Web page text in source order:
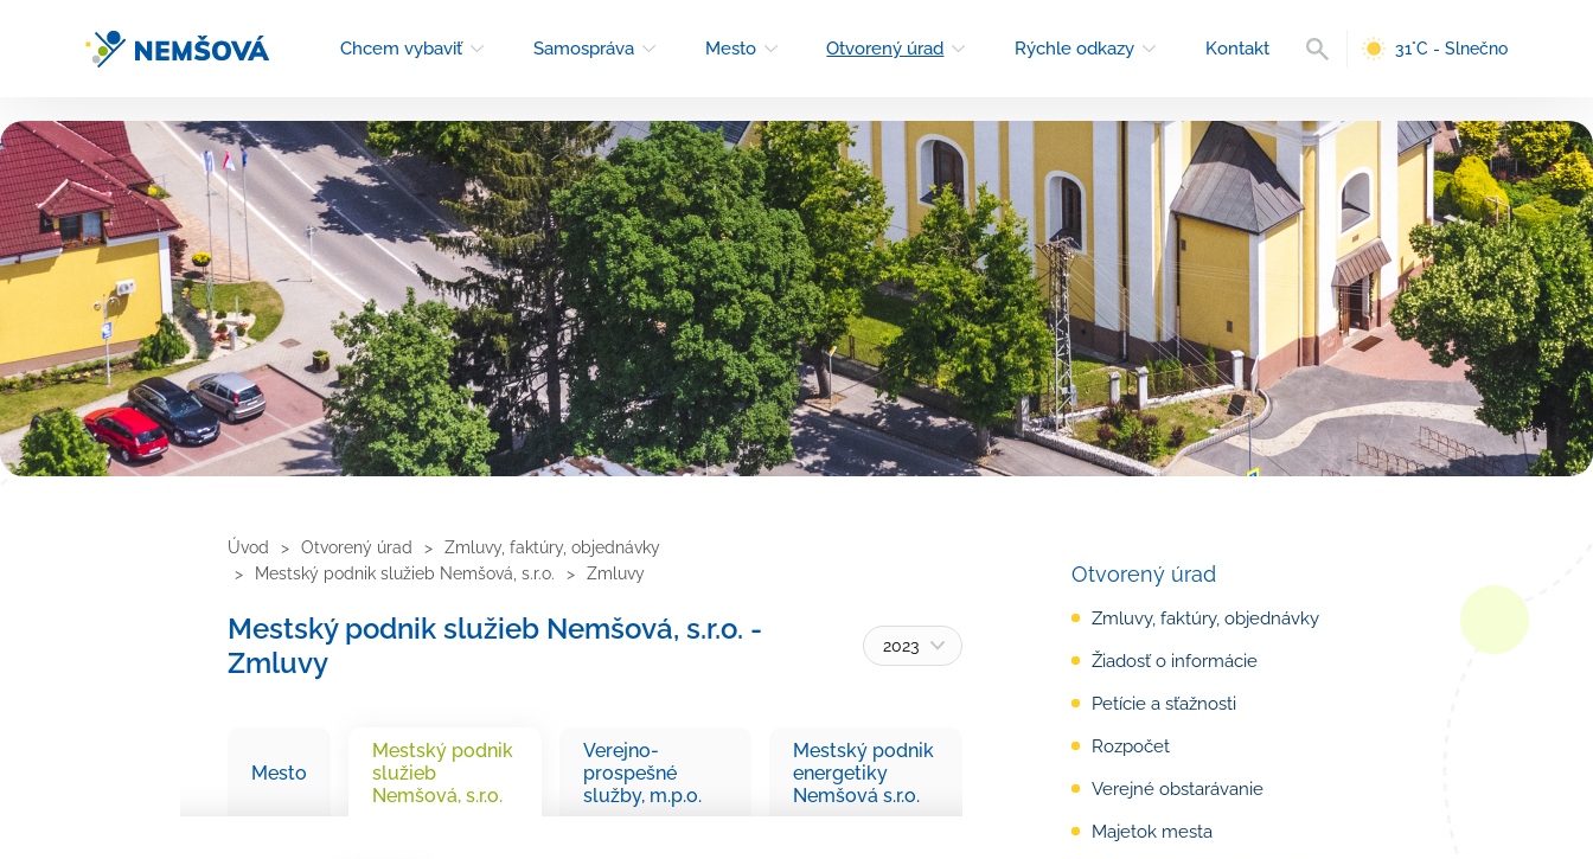
Chcem vybaviť Samospráva Mesto Otvorený úrad Rýchle odkazy Kontakt Vyhľadávanie
31°C - Slnečno
Úvod Otvorený úrad
Zmluvy, faktúry, objednávky
Mestský podnik služieb Nemšová, s.r.o.
Zmluvy Otvorený úrad
Zmluvy, faktúry, objednávky
Žiadosť o informácie
Petície a sťažnosti
Rozpočet
Verejné obstarávanie
Majetok mesta
Mestský podnik služieb Nemšová, s.r.o. -
Zmluvy
2023
Mesto
Mestský podnik
služieb
Nemšová, s.r.o.
Verejno-
prospešné
služby, m.p.o.
Mestský podnik
energetiky
Nemšová s.r.o.